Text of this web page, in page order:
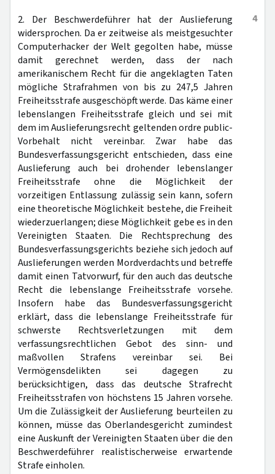
4
2. Der Beschwerdeführer hat der Auslieferung
widersprochen. Da er zeitweise als meistgesuchter
Computerhacker der Welt gegolten habe, müsse
damit gerechnet werden, dass der nach
amerikanischem Recht für die angeklagten Taten
mögliche Strafrahmen von bis zu 247,5 Jahren
Freiheitsstrafe ausgeschöpft werde. Das käme einer
lebenslangen Freiheitsstrafe gleich und sei mit
dem im Auslieferungsrecht geltenden ordre public-
Vorbehalt nicht vereinbar. Zwar habe das
Bundesverfassungsgericht entschieden, dass eine
Auslieferung auch bei drohender lebenslanger
Freiheitsstrafe ohne die Möglichkeit der
vorzeitigen Entlassung zulässig sein kann, sofern
eine theoretische Möglichkeit bestehe, die Freiheit
wiederzuerlangen; diese Möglichkeit gebe es in den
Vereinigten Staaten. Die Rechtsprechung des
Bundesverfassungsgerichts beziehe sich jedoch auf
Auslieferungen werden Mordverdachts und betreffe
damit einen Tatvorwurf, für den auch das deutsche
Recht die lebenslange Freiheitsstrafe vorsehe.
Insofern habe das Bundesverfassungsgericht
erklärt, dass die lebenslange Freiheitsstrafe für
schwerste Rechtsverletzungen mit dem
verfassungsrechtlichen Gebot des sinn- und
maßvollen Strafens vereinbar sei. Bei
Vermögensdelikten sei dagegen zu
berücksichtigen, dass das deutsche Strafrecht
Freiheitsstrafen von höchstens 15 Jahren vorsehe.
Um die Zulässigkeit der Auslieferung beurteilen zu
können, müsse das Oberlandesgericht zumindest
eine Auskunft der Vereinigten Staaten über die den
Beschwerdeführer realistischerweise erwartende
Strafe einholen.